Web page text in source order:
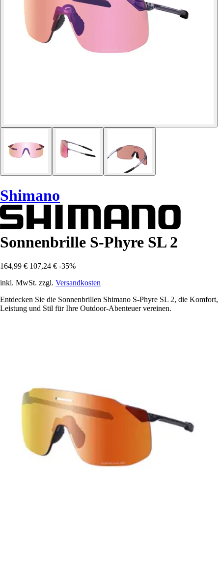
Shimano
Sonnenbrille S-Phyre SL 2
164,99 € 107,24 € -35%
inkl. MwSt. zzgl. Versandkosten
Entdecken Sie die Sonnenbrillen Shimano S-Phyre SL 2, die Komfort,
Leistung und Stil für Ihre Outdoor-Abenteuer vereinen.